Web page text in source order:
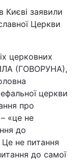
Києві заявили
Церкви
церковних
(ГОВОРУНА),
церкви
про
«це не
до
Це не питання
до самої